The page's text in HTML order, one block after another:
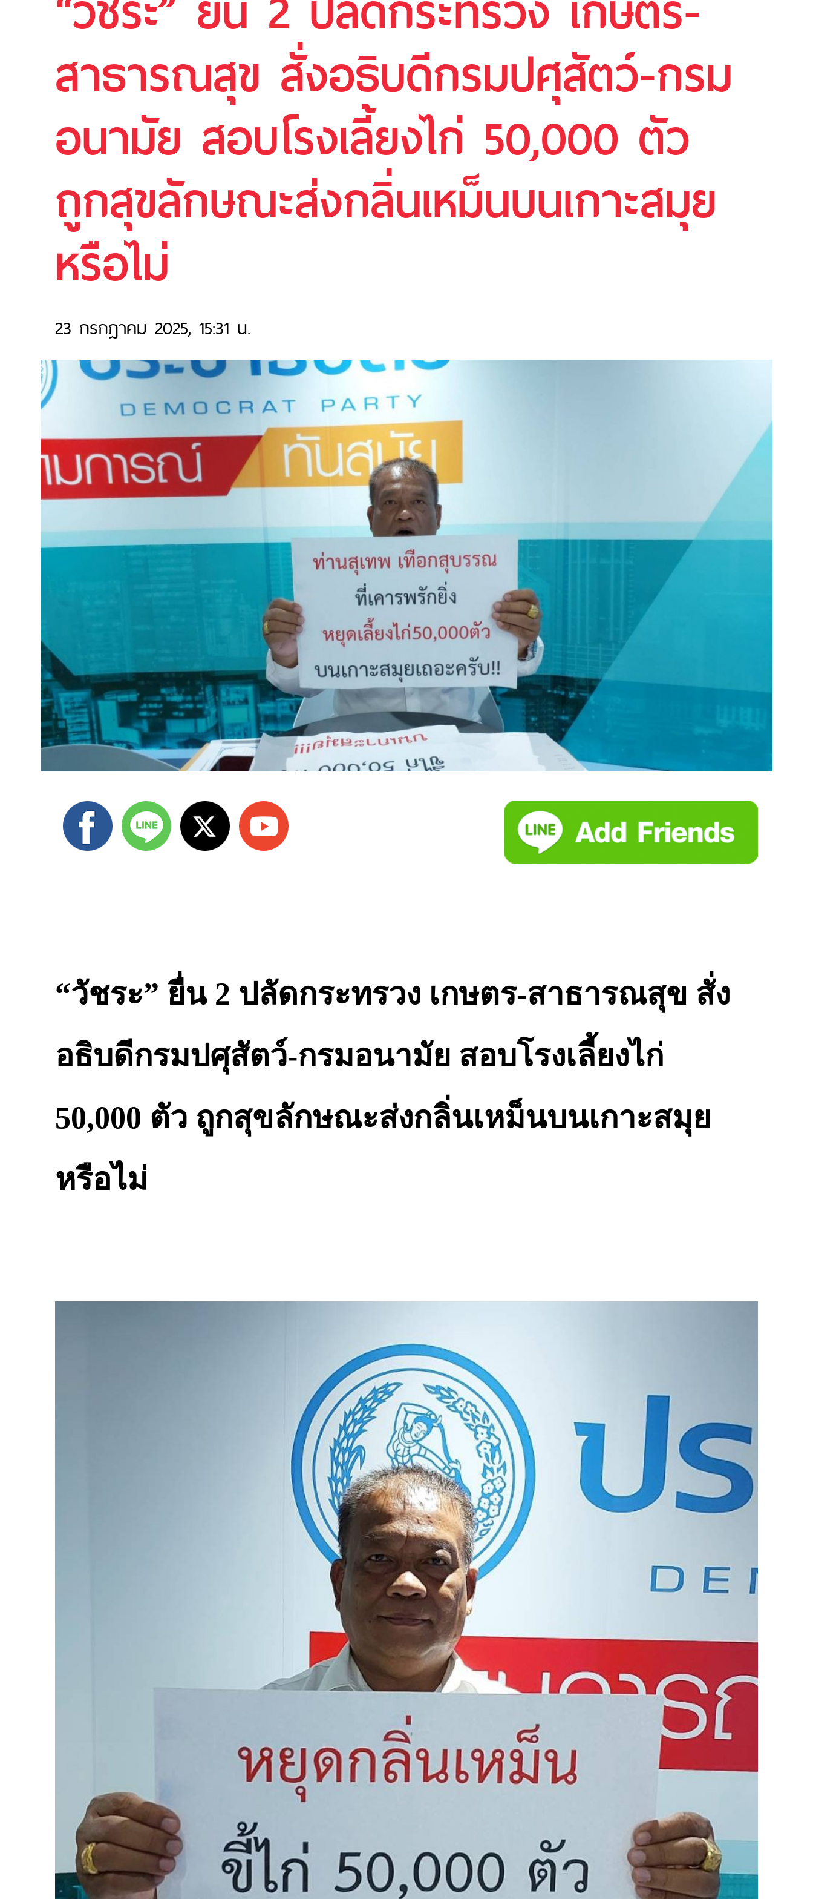
สาธารณสุข สั่งอธิบดีกรมปศุสัตว์-กรม
อนามัย สอบโรงเลี้ยงไก่ 50,000 ตัว
ถูกสุขลักษณะส่งกลิ่นเหม็นบนเกาะสมุย
หรือไม่
23 กรกฎาคม 2025, 15:31 น.
“วัชระ” ยื่น 2 ปลัดกระทรวง เกษตร-สาธารณสุข สั่ง
อธิบดีกรมปศุสัตว์-กรมอนามัย สอบโรงเลี้ยงไก่
50,000 ตัว ถูกสุขลักษณะส่งกลิ่นเหม็นบนเกาะสมุย
หรือไม่